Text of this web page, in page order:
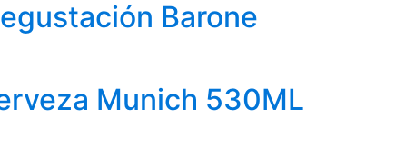
Barone
Munich 530ML